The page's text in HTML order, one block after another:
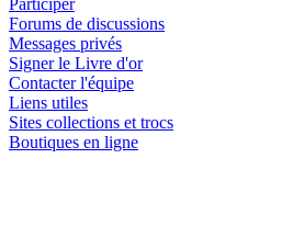
Participer
Forums de discussions
Messages privés
Signer le Livre d'or
Contacter l'équipe
Liens utiles
Sites collections et trocs
Boutiques en ligne